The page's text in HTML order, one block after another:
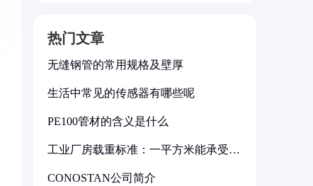
热门文章
无缝钢管的常用规格及壁厚
生活中常见的传感器有哪些呢
PE100管材的含义是什么
工业厂房载重标准：一平方米能承受多
CONOSTAN公司简介